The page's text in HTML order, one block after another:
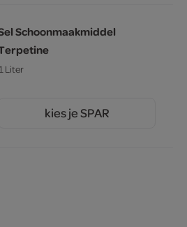
Schoonmaakmiddel
Liter
kies je SPAR